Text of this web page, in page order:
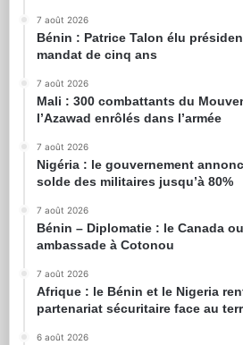
7 août 2026
Bénin : Patrice Talon élu
mandat de cinq ans
7 août 2026
Mali : 300 combattants du
l’Azawad enrôlés dans l’armée
7 août 2026
Nigéria : le gouvernement
solde des militaires jusqu’à 80%
7 août 2026
Bénin – Diplomatie : le Canada
ambassade à Cotonou
7 août 2026
Afrique : le Bénin et le Nigeria
partenariat sécuritaire face au
6 août 2026